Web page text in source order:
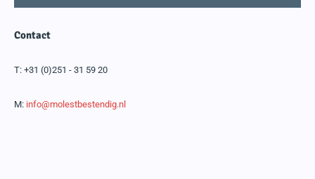
Contact
T: +31 (0)251 - 31 59 20
M: info@molestbestendig.nl